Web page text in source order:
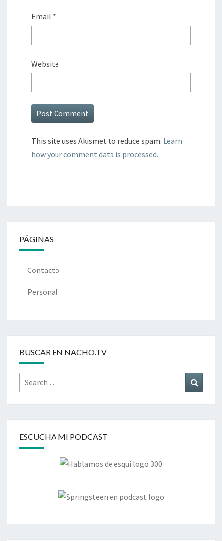
Email *
Website
This site uses Akismet to reduce spam. Learn
how your comment data is processed.
PÁGINAS
Contacto
Personal
BUSCAR EN NACHO.TV
Search
for:
ESCUCHA MI PODCAST